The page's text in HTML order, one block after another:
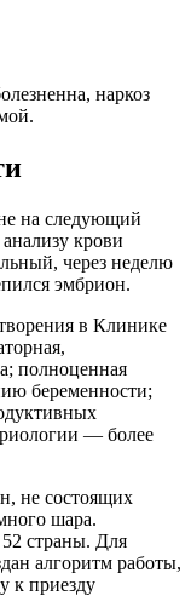
наркоз
на следующий
крови
через неделю
эмбрион.
в Клинике
полноценная
беременности;
— более
не состоящих
шара.
страны. Для
алгоритм работы,
к приезду